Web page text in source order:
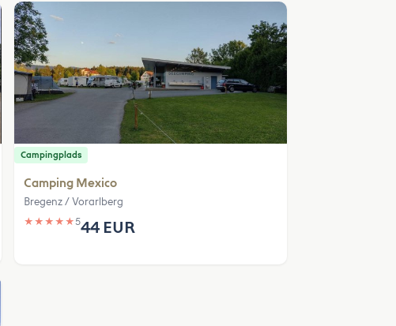
Campingplads
Camping Mexico
Bregenz / Vorarlberg
★ ★ ★ ★ ★544 EUR